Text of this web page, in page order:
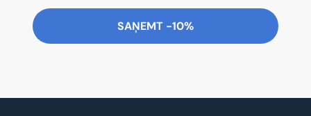
SAŅEMT -10%